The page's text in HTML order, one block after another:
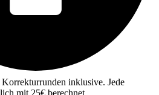
inklusive. Jede